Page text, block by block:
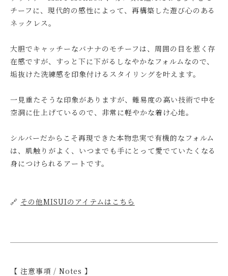
チーフに、現代的の感性によって、再構築した遊び心のある
ネックレス。
大胆でキャッチーなバナナのモチーフは、周囲の目を惹く存
在感ですが、すっと下に下がるしなやかなフォルムなので、
垢抜けた洗練感を印象付けるスタイリングを叶えます。
一見重たそうな印象がありますが、難易度の高い技術で中を
空洞に仕上げているので、非常に軽やかな着け心地。
シルバーだからこそ再現できた本物忠実で有機的なフォルム
は、肌触りがよく、いつまでも手にとって愛でていたくなる
身につけられるアートです。
🔗 その他MISUIのアイテムはこちら
【 注意事項 / Notes 】